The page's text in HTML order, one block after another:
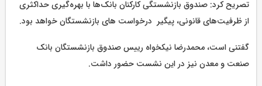
تصریح کرد: صندوق بازنشستگی کارکنان بانک‌ها با بهره‌گیری حداکثری
از ظرفیت‌های قانونی، پیگیر درخواست های بازنشستگان خواهد بود.
گفتنی است، محمدرضا نیکخواه رییس صندوق بازنشستگان بانک
صنعت و معدن نیز در این نشست حضور داشت.